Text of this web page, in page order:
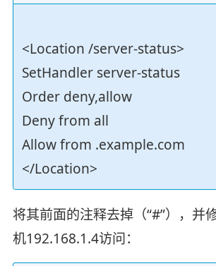
<Location /server-status>
SetHandler server-status
Order deny,allow
Deny from all
Allow from .example.com
</Location>
将其前面的注释去掉（“#”），并
机192.168.1.4访问：